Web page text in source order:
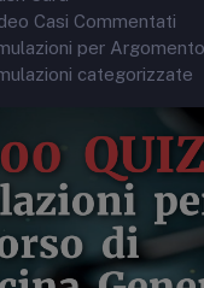
Casi Commentati
per
categorizzate